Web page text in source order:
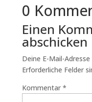
0
Einen
abschicken
Deine E-Mail-
Erforderliche Felder
Kommentar *